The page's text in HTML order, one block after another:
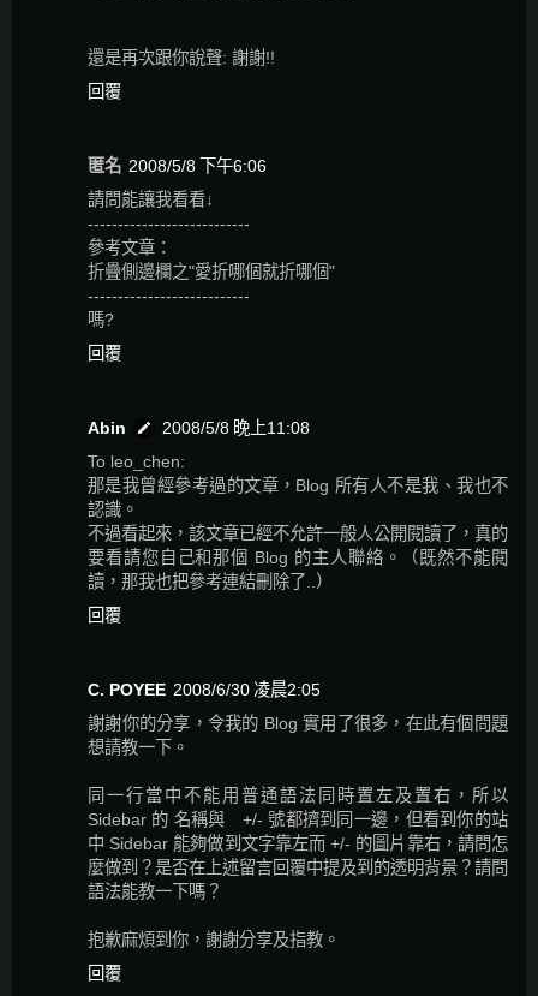
還是再次跟你說聲: 謝謝!!
回覆
匿名 2008/5/8 下午6:06
請問能讓我看看↓
---------------------------
參考文章：
折疊側邊欄之"愛折哪個就折哪個"
---------------------------
嗎?
回覆
Abin
2008/5/8 晚上11:08
To leo_chen:
那是我曾經參考過的文章，Blog 所有人不是我、我也不
認識。
不過看起來，該文章已經不允許一般人公開閱讀了，真的
要看請您自己和那個 Blog 的主人聯絡。（既然不能閱
讀，那我也把參考連結刪除了..）
回覆
C. POYEE 2008/6/30 凌晨2:05
謝謝你的分享，令我的 Blog 實用了很多，在此有個問題
想請教一下。
同一行當中不能用普通語法同時置左及置右，所以
Sidebar 的 名稱與 +/- 號都擠到同一邊，但看到你的站
中 Sidebar 能夠做到文字靠左而 +/- 的圖片靠右，請問怎
麼做到？是否在上述留言回覆中提及到的透明背景？請問
語法能教一下嗎？
抱歉麻煩到你，謝謝分享及指教。
回覆